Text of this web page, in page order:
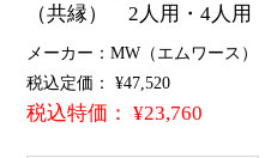
（共縁） 2人用・4人用
メーカー：MW（エムワース）
税込定価： ¥47,520
税込特価： ¥23,760